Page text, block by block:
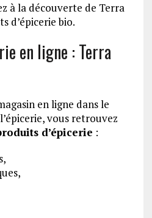
à la découverte de Terra
d’épicerie bio.
en ligne : Terra
en ligne dans le
vous retrouvez
d’épicerie :